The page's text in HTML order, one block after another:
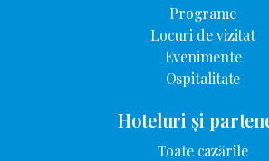
Programe
Locuri de vizitat
Evenimente
Ospitalitate
Hoteluri și
Toate cazările